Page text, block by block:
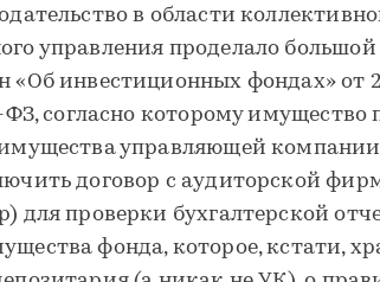
в области
управления проделало
«Об инвестиционных фондах» от
ФЗ, согласно которому
имущества управляющей
договор с аудиторской
для проверки бухгалтерской
фонда, которое, кстати,